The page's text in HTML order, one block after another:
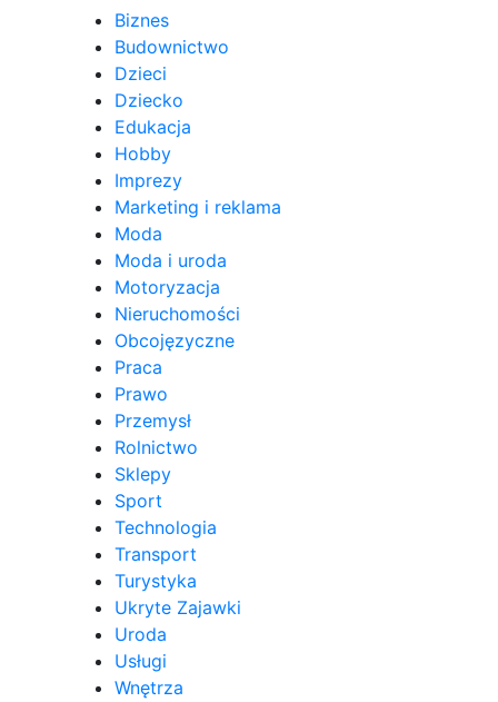
Biznes
Budownictwo
Dzieci
Dziecko
Edukacja
Hobby
Imprezy
Marketing i reklama
Moda
Moda i uroda
Motoryzacja
Nieruchomości
Obcojęzyczne
Praca
Prawo
Przemysł
Rolnictwo
Sklepy
Sport
Technologia
Transport
Turystyka
Ukryte Zajawki
Uroda
Usługi
Wnętrza